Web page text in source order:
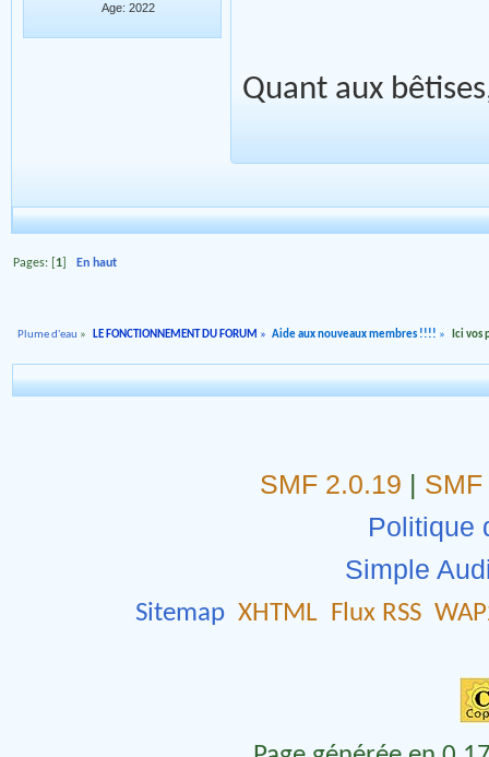
Age: 2022
Quant aux
Pages: [ 1 En haut
Plume d'eau » LE FONCTIONNEMENT DU FORUM » Aide aux nouveaux membres !!!! » Ici vos
SMF 2.0.19 |
Politique
Simple
Sitemap XHTML Flux RSS